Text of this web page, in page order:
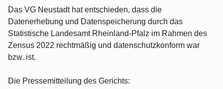
Das VG Neustadt hat entschieden, dass die
Datenerhebung und Datenspeicherung durch das
Statistische Landesamt Rheinland-Pfalz im Rahmen des
Zensus 2022 rechtmäßig und datenschutzkonform war
bzw. ist.
Die Pressemitteilung des Gerichts: